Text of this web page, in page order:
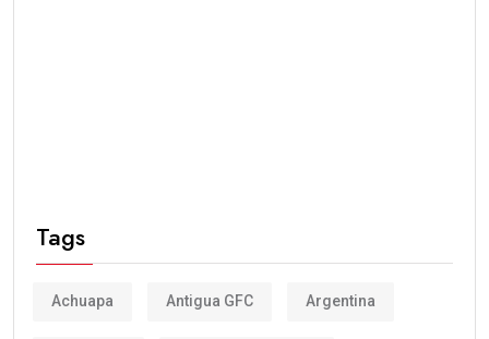
Tags
Achuapa Antigua GFC Argentina